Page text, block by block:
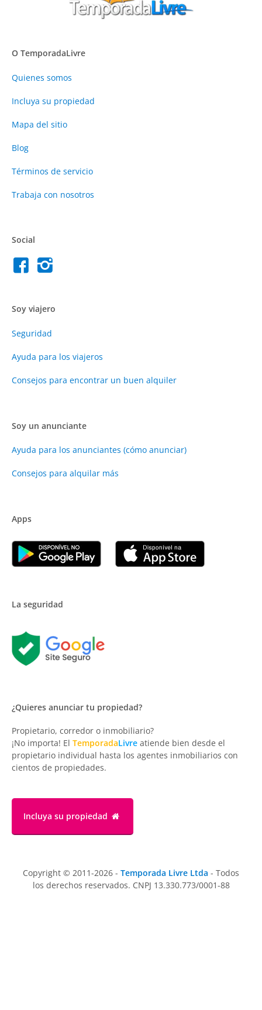
O TemporadaLivre
Quienes somos
Incluya su propiedad
Mapa del sitio
Blog
Términos de servicio
Trabaja con nosotros
Social
Soy viajero
Seguridad
Ayuda para los viajeros
Consejos para encontrar un buen alquiler
Soy un anunciante
Ayuda para los anunciantes (cómo anunciar)
Consejos para alquilar más
Apps
La seguridad
¿Quieres anunciar tu propiedad?
Propietario, corredor o inmobiliario?
¡No importa! El TemporadaLivre atiende bien desde el
propietario individual hasta los agentes inmobiliarios con
cientos de propiedades.
Incluya su propiedad
Copyright © 2011-2026 - Temporada Livre Ltda - Todos
los derechos reservados. CNPJ 13.330.773/0001-88